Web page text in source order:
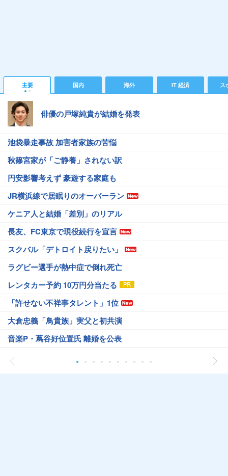
主要 国内 海外 IT 経済 ス
俳優の戸塚純貴が結婚を発表
池袋暴走事故 加害者家族の苦悩
秋篠宮家が「ご静養」されない訳
円安影響考えず 豪遊する家庭も
JR横浜線で居眠りのオーバーラン
ケニア人と結婚「差別」のリアル
長友、FC東京で現役続行を宣言
スクバル「デトロイト戻りたい」
ラグビー選手が熱中症で倒れ死亡
レンタカー予約 10万円分当たる
「許せない不祥事タレント」1位
大倉忠義「鳥貴族」実父と初共演
音楽P・蔦谷好位置氏 離婚を公表